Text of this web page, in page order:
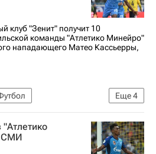
России по футболу)
клуб "Зенит" получит 10
команды "Атлетико Минейро"
нападающего Матео Кассьерры,
Еще4
России по футболу)
"Атлетико
СМИ